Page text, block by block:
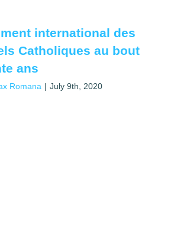
international des
Catholiques au bout
ans
Romana | July 9th, 2020